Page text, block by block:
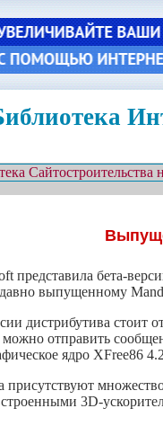
представила бета-
выпущенному
дистрибутива стоит
отправить
ядро
присутствуют
3D-